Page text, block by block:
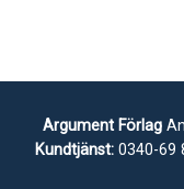
Argument Förlag
Kundtjänst:0340-69